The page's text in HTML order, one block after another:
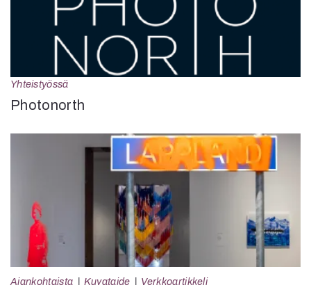
Yhteistyössä
Photonorth
Ajankohtaista Kuvataide Verkkoartikkeli